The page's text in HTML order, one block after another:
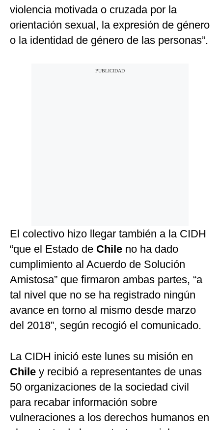
violencia motivada o cruzada por la
orientación sexual, la expresión de género
o la identidad de género de las personas”.
El colectivo hizo llegar también a la CIDH
“que el Estado de Chile no ha dado
cumplimiento al Acuerdo de Solución
Amistosa” que firmaron ambas partes, “a
tal nivel que no se ha registrado ningún
avance en torno al mismo desde marzo
del 2018”, según recogió el comunicado.
La CIDH inició este lunes su misión en
Chile y recibió a representantes de unas
50 organizaciones de la sociedad civil
para recabar información sobre
vulneraciones a los derechos humanos en